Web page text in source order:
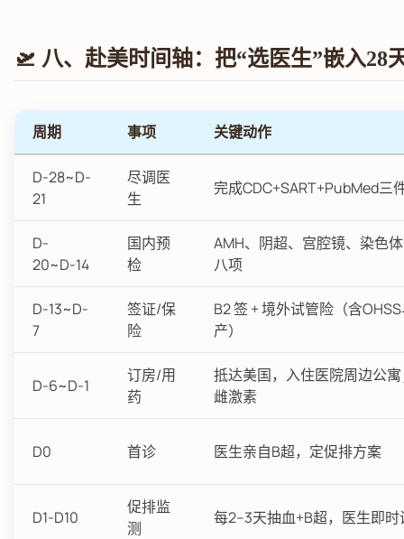
🛫 八、赴美时间轴：把“选医生”嵌入28
周期 事项 关键动作
D-28~D-
21
尽调医
生
完成CDC+SART+PubMed三
D-
20~D-14
国内预
检
AMH、阴超、宫腔镜、染色
八项
D-13~D-
7
签证/保
险
B2 签 + 境外试管险（含
产）
D-6~D-1
订房/用
药
抵达美国，入住医院周边公
雌激素
D0 首诊 医生亲自B超，定促排方案
D1-D10
促排监
测
每2–3天抽血+B超，医生即时